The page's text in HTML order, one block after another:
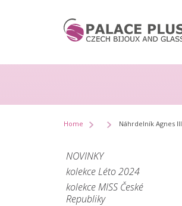
Home Náhrdelník Agnes III
NOVINKY
kolekce Léto 2024
kolekce MISS České
Republiky